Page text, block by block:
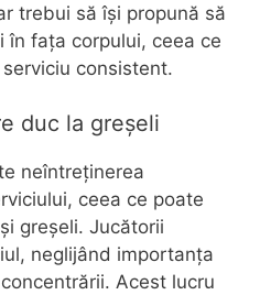
trebui să își propună să
fața corpului, ceea ce
consistent.
duc la greșeli
neîntreținerea
ceea ce poate
greșeli. Jucătorii
neglijând importanța
Acest lucru